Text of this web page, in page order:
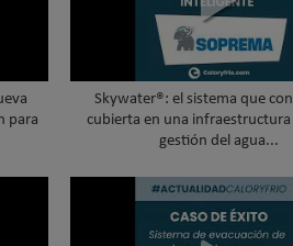
para
Skywater®: el sistema que
cubierta en una infraestructura
gestión del agua...